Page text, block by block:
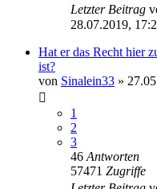
Letzter Beitrag
28.07.2019,
Hat er das Recht hier
ist?
von Sinalein33 »
1
2
3
46 Antworten
57471 Zugriffe